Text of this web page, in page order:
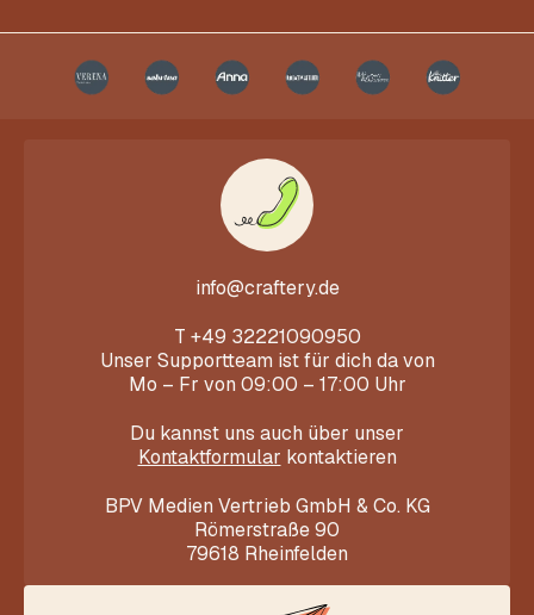
info@craftery.de
T +49 32221090950
Unser Supportteam ist für dich da von
Mo – Fr von 09:00 – 17:00 Uhr
Du kannst uns auch über unser
Kontaktformular kontaktieren
BPV Medien Vertrieb GmbH & Co. KG
Römerstraße 90
79618 Rheinfelden